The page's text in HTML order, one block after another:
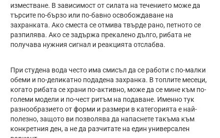
изместване. В зависимост от силата на течението може да
търсите по-бързо или по-бавно освобождаване на
захранката. Ако сместа се отмива твърде рано, петното се
разпилява. Ако се задържа прекалено дълго, рибата не
получава нужния сигнал и реакцията отслабва.
При студена вода често има смисъл да се работи с по-малки
обеми и по-деликатно подадена захранка. В топлите месеци,
когато рибата се храни по-активно, може да се мине към по-
големи модели и по-чест ритъм на подаване. Именно тук
разнообразието от форми и размери в категорията е най-
полезно, защото ви позволява да напаснете такъмa към
конкретния ден, а не да разчитате на един универсален